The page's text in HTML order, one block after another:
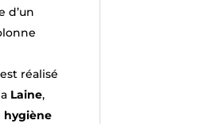
d’un
réalisé
Laine,
hygiène